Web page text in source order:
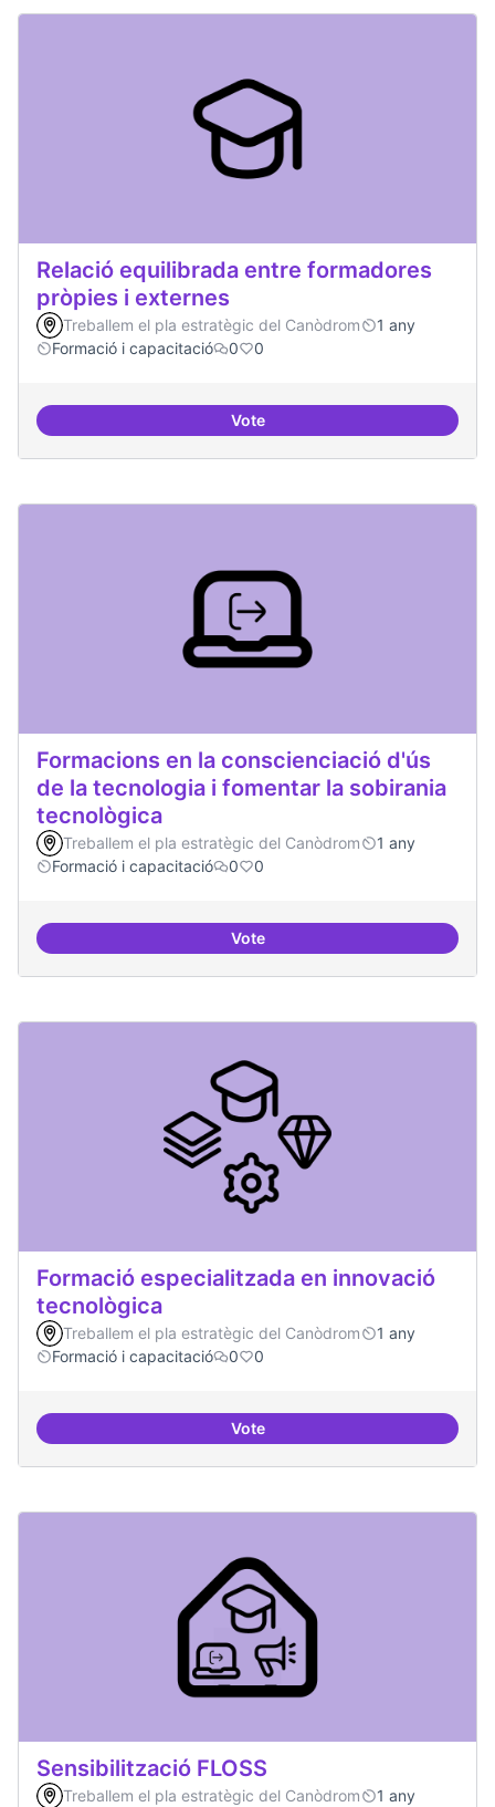
Relació equilibrada entre formadores
pròpies i externes
Treballem el pla estratègic del Canòdrom
1 any
Formació i capacitació
0 0
VoteRelació equilibrada entre
Formacions en la conscienciació d'ús
de la tecnologia i fomentar la sobirania
tecnològica
Treballem el pla estratègic del Canòdrom
1 any
Formació i capacitació
0 0
VoteFormacions en la
Formació especialitzada en innovació
tecnològica
Treballem el pla estratègic del Canòdrom
1 any
Formació i capacitació
0 0
VoteFormació especialitzada en
Sensibilització FLOSS
Treballem el pla estratègic del Canòdrom
1 any